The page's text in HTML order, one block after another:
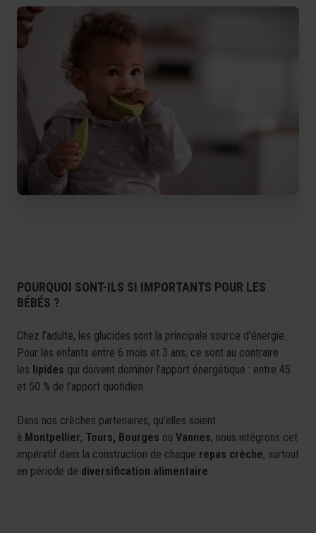
POURQUOI SONT-ILS SI IMPORTANTS POUR LES
BÉBÉS ?
Chez l’adulte, les glucides sont la principale source d’énergie.
Pour les enfants entre 6 mois et 3 ans, ce sont au contraire
les lipides qui doivent dominer l’apport énergétique : entre 45
et 50 % de l’apport quotidien.
Dans nos crèches partenaires, qu’elles soient
à Montpellier, Tours, Bourges ou Vannes, nous intégrons cet
impératif dans la construction de chaque repas crèche, surtout
en période de diversification alimentaire.